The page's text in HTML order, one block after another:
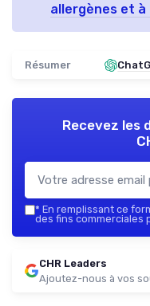
allergènes et à
Résumer
Recevez les
* En remplissant ce
des fins commerciales
CHR Leaders
Ajoutez-nous à vos